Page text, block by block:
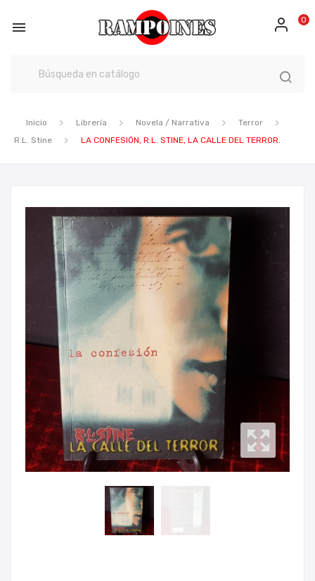
 0
Inicio Librería Novela / Narrativa
Terror
R.L. Stine
LA CONFESIÓN, R.L. STINE, LA CALLE DEL TERROR.